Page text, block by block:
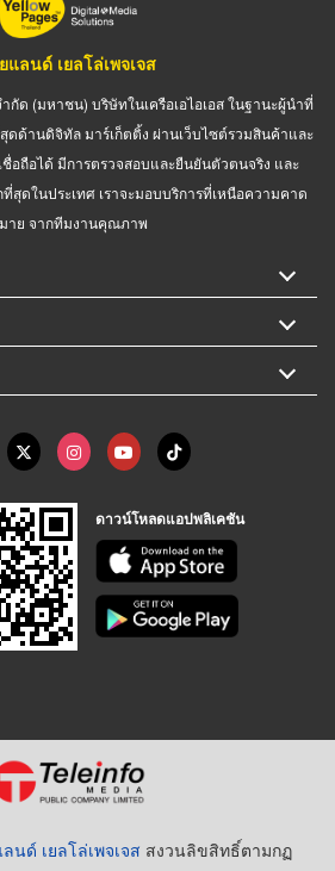
แลนด์ เยลโล่เพจเจส
กัด (มหาชน) บริษัทในเครือเอไอเอส ในฐานะผู้นำที่
ด้านดิจิทัล มาร์เก็ตติ้ง ผ่านเว็บไซต์รวมสินค้าและ
ชื่อถือได้ มีการตรวจสอบและยืนยันตัวตนจริง และ
ดในประเทศ เราจะมอบบริการที่เหนือความคาด
าย จากทีมงานคุณภาพ
ดาวน์โหลดแอปพลิเคชัน
นด์ เยลโล่เพจเจส สงวนลิขสิทธิ์ตามกฏ